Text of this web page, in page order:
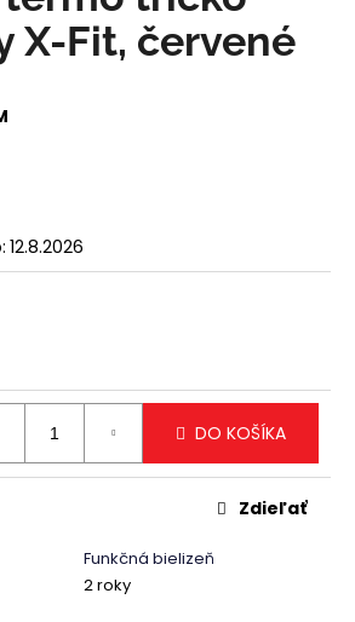
X-Fit, červené
12.8.2026
DO KOŠÍKA
Funkčná bielizeň
2 roky
Zdieľať
HĽADAŤ